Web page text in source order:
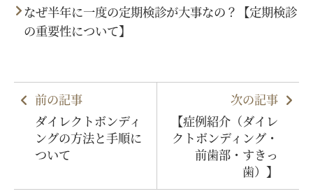
なぜ半年に一度の定期検診が大事なの？【定期検診
の重要性について】
前の記事
ダイレクトボンディ
ングの方法と手順に
ついて
次の記事
【症例紹介（ダイレ
クトボンディング・
前歯部・すきっ
歯）】